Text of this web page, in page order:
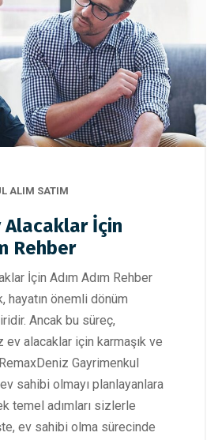
ALIM SATIM
Alacaklar İçin
Rehber
İçin Adım Adım Rehber
hayatın önemli dönüm
Ancak bu süreç,
alacaklar için karmaşık ve
Gayrimenkul
sahibi olmayı planlayanlara
temel adımları sizlerle
ev sahibi olma sürecinde